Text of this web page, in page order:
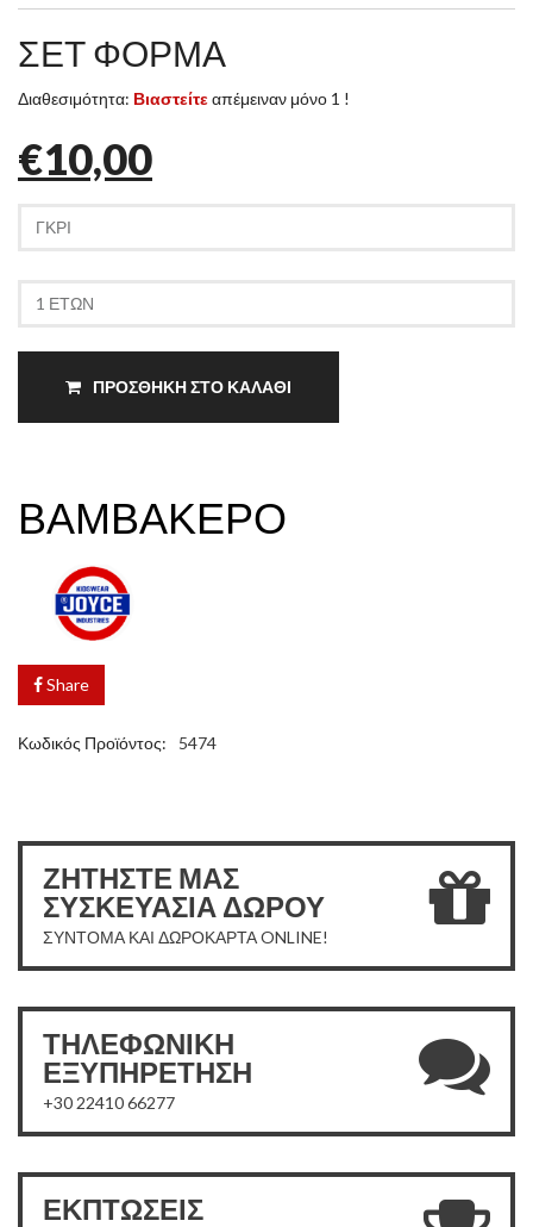
ΣΕΤ ΦΟΡΜΑ
Διαθεσιμότητα: Βιαστείτεαπέμειναν μόνο 1 !
€10,00
ΠΡΟΣΘΗΚΗ ΣΤΟ ΚΑΛΑΘΙ
ΒΑΜΒΑΚΕΡΟ
Share
Κωδικός Προϊόντος: 5474
ΖΗΤΗΣΤΕ ΜΑΣ
ΣΥΣΚΕΥΑΣΙΑ ΔΩΡΟΥ
ΣΥΝΤΟΜΑ ΚΑΙ ΔΩΡΟΚΑΡΤΑ ONLINE!
ΤΗΛΕΦΩΝΙΚΗ
ΕΞΥΠΗΡΕΤΗΣΗ
+30 22410 66277
ΕΚΠΤΩΣΕΙΣ